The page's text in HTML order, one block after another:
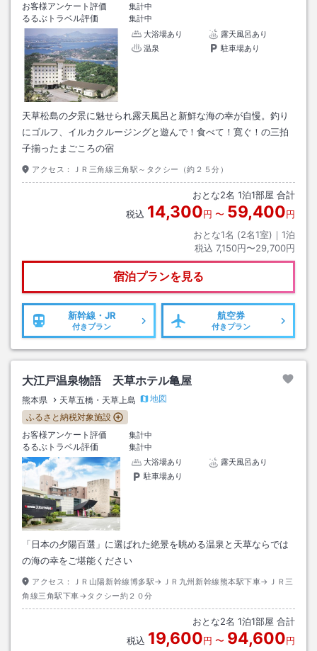
お客様アンケート評価
集計中
るるぶトラベル評価
集計中
大浴場あり
露天風呂あり
温泉
駐車場あり
天草松島の夕景に魅せられ露天風呂と新鮮な海の幸が自慢。釣り
にゴルフ、イルカクルージングと遊んで！食べて！寛ぐ！の三拍
子揃ったまごころの宿
アクセス： ＪＲ三角線三角駅～タクシー（約２５分）
おとな2名 1泊1部屋 合計
税込 14,300円 〜 59,400円
おとな1名 (2名1室)｜ 1泊
税込 7,150円〜29,700円
宿泊プランを見る
新幹線・JR
付きプラン
航空券
付きプラン
大江戸温泉物語 天草ホテル亀屋
熊本県 天草五橋・天草上島
地図
ふるさと納税対象施設
お客様アンケート評価
集計中
るるぶトラベル評価
集計中
大浴場あり
露天風呂あり
駐車場あり
「日本の夕陽百選」に選ばれた絶景を眺める温泉と天草ならでは
の海の幸をご堪能ください
アクセス：
ＪＲ山陽新幹線博多駅→ＪＲ九州新幹線熊本駅下車→ＪＲ三
角線三角駅下車→タクシー約２０分
おとな2名 1泊1部屋 合計
税込 19,600円 〜 94,600円